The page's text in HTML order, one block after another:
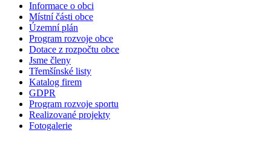
Informace o obci
Místní části obce
Územní plán
Program rozvoje obce
Dotace z rozpočtu obce
Jsme členy
Třemšínské listy
Katalog firem
GDPR
Program rozvoje sportu
Realizované projekty
Fotogalerie